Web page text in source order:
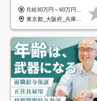
ト案件多数*残業ほぼ0*通院
のための半休制度あり
月給30万円～60万円+住宅手当+職能手当+役職手当+決算賞与+報奨金 ※経験・能力を考慮し、優遇します ※給与には20時間分のみなし時間外手当(3万7000円以上)を含みます(超過時間分は別途追加支給) ※試用期間3～6ヵ月あり(その間の給与、待遇に差異なし) ※場合によって契約社員での採用の可能性あり(面接時に応相談)
東京都_大阪府_兵庫県_京都府_福岡県